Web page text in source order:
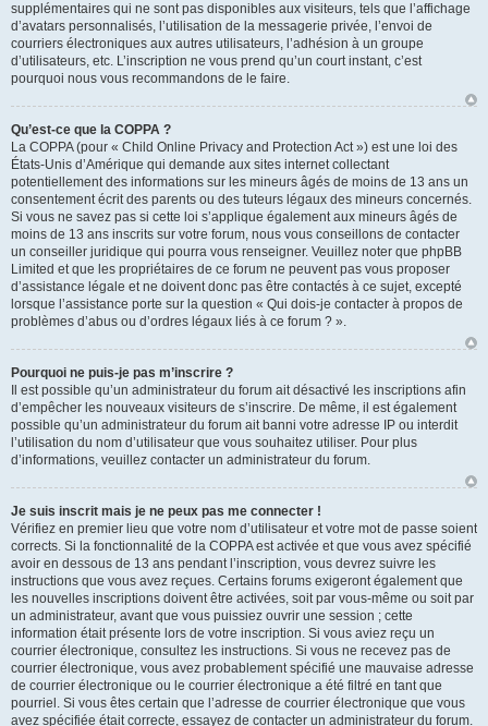
supplémentaires qui ne sont pas disponibles aux visiteurs, tels que l’affichage
d’avatars personnalisés, l’utilisation de la messagerie privée, l’envoi de
courriers électroniques aux autres utilisateurs, l’adhésion à un groupe
d’utilisateurs, etc. L’inscription ne vous prend qu’un court instant, c’est
pourquoi nous vous recommandons de le faire.
Qu’est-ce que la COPPA ?
La COPPA (pour « Child Online Privacy and Protection Act ») est une loi des
États-Unis d’Amérique qui demande aux sites internet collectant
potentiellement des informations sur les mineurs âgés de moins de 13 ans un
consentement écrit des parents ou des tuteurs légaux des mineurs concernés.
Si vous ne savez pas si cette loi s’applique également aux mineurs âgés de
moins de 13 ans inscrits sur votre forum, nous vous conseillons de contacter
un conseiller juridique qui pourra vous renseigner. Veuillez noter que phpBB
Limited et que les propriétaires de ce forum ne peuvent pas vous proposer
d’assistance légale et ne doivent donc pas être contactés à ce sujet, excepté
lorsque l’assistance porte sur la question « Qui dois-je contacter à propos de
problèmes d’abus ou d’ordres légaux liés à ce forum ? ».
Pourquoi ne puis-je pas m’inscrire ?
Il est possible qu’un administrateur du forum ait désactivé les inscriptions afin
d’empêcher les nouveaux visiteurs de s’inscrire. De même, il est également
possible qu’un administrateur du forum ait banni votre adresse IP ou interdit
l’utilisation du nom d’utilisateur que vous souhaitez utiliser. Pour plus
d’informations, veuillez contacter un administrateur du forum.
Je suis inscrit mais je ne peux pas me connecter !
Vérifiez en premier lieu que votre nom d’utilisateur et votre mot de passe soient
corrects. Si la fonctionnalité de la COPPA est activée et que vous avez spécifié
avoir en dessous de 13 ans pendant l’inscription, vous devrez suivre les
instructions que vous avez reçues. Certains forums exigeront également que
les nouvelles inscriptions doivent être activées, soit par vous-même ou soit par
un administrateur, avant que vous puissiez ouvrir une session ; cette
information était présente lors de votre inscription. Si vous aviez reçu un
courrier électronique, consultez les instructions. Si vous ne recevez pas de
courrier électronique, vous avez probablement spécifié une mauvaise adresse
de courrier électronique ou le courrier électronique a été filtré en tant que
pourriel. Si vous êtes certain que l’adresse de courrier électronique que vous
avez spécifiée était correcte, essayez de contacter un administrateur du forum.